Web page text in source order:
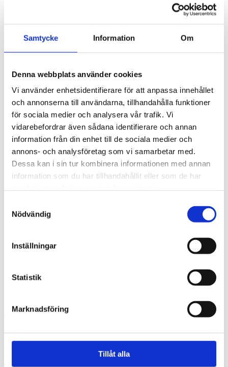
Samtycke Information Om
Denna webbplats använder cookies
Vi använder enhetsidentifierare för att anpassa innehållet
och annonserna till användarna, tillhandahålla funktioner
för sociala medier och analysera vår trafik. Vi
vidarebefordrar även sådana identifierare och annan
information från din enhet till de sociala medier och
annons- och analysföretag som vi samarbetar med.
Dessa kan i sin tur kombinera informationen med annan
information som du har tillhandahållit eller som de har
Nödvändig
Inställningar
Statistik
Marknadsföring
Tillåt alla
Power BI konsult
Outsourcing av hela processer
Mobil-appar
Dokumentation av befintlig excelmodell
Excel-makeover
Försäljningsanalys
KPI-beräkningar
Riskkapital
Mallar
Likviditetsplanerare för Fortnox
Budgetmodell
Enkät för utskick
Projektplanering
Excel Grundkurs Online
Excel Avancerad kurs
Projektplanering
Planeringsmodell för tydlig översikt över
samtliga pågående projekt